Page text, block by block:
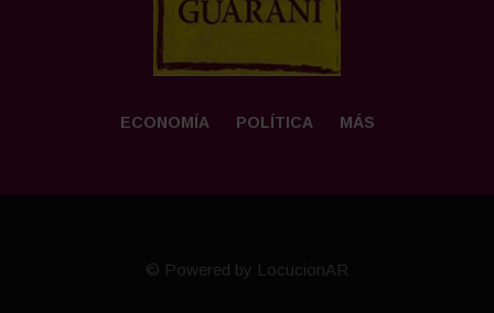
ECONOMÍA POLÍTICA MÁS
© Powered by LocucionAR